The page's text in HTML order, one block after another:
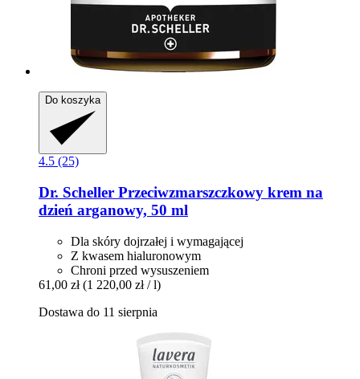
Do koszyka
4.5 (25)
Dr. Scheller Przeciwzmarszczkowy krem na
dzień arganowy, 50 ml
Dla skóry dojrzałej i wymagającej
Z kwasem hialuronowym
Chroni przed wysuszeniem
61,00 zł (1 220,00 zł / l)
Dostawa do 11 sierpnia